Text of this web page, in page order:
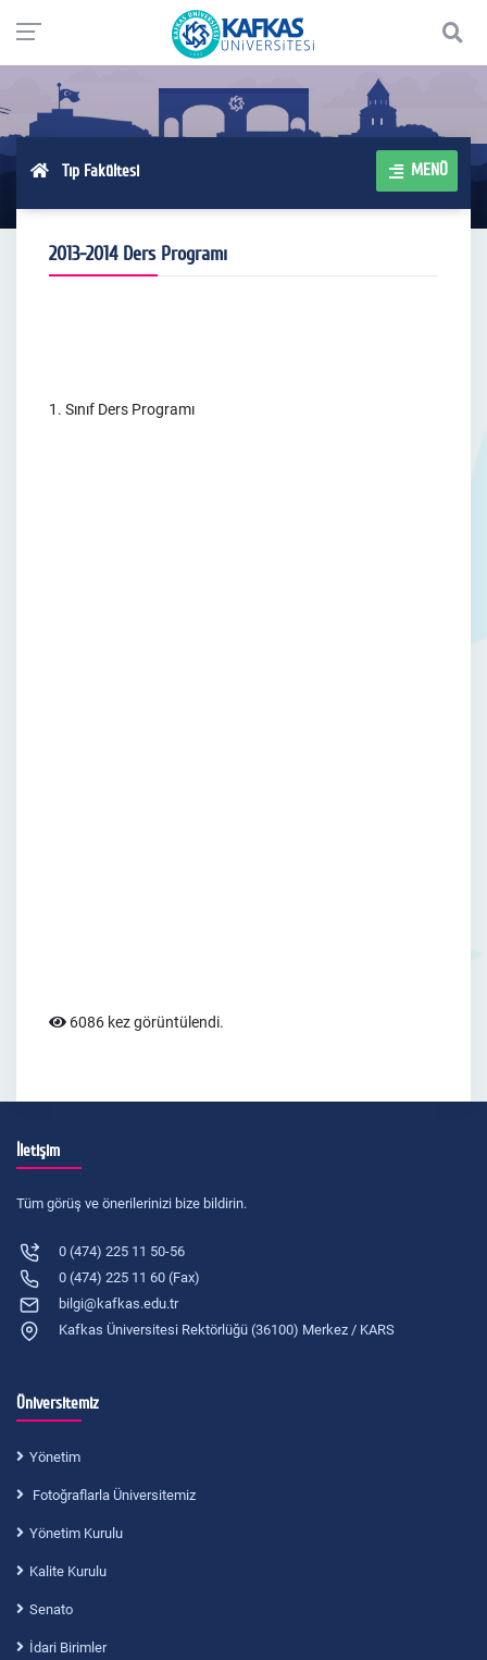
Tıp Fakültesi MENÜ
2013-2014 Ders Programı
1. Sınıf Ders Programı
6086 kez görüntülendi.
İletişim
Tüm görüş ve önerilerinizi bize bildirin.
0 (474) 225 11 50-56
0 (474) 225 11 60 (Fax)
bilgi@kafkas.edu.tr
Kafkas Üniversitesi Rektörlüğü (36100) Merkez / KARS
Üniversitemiz
Yönetim
Fotoğraflarla Üniversitemiz
Yönetim Kurulu
Kalite Kurulu
Senato
İdari Birimler